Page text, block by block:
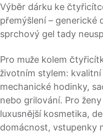
Výběr dárku ke
přemýšlení – generické
sprchový gel tady
Pro muže kolem
životním stylem:
mechanické hodinky,
nebo grilování. Pro
luxusnější kosmetika,
domácnost, vstupenky